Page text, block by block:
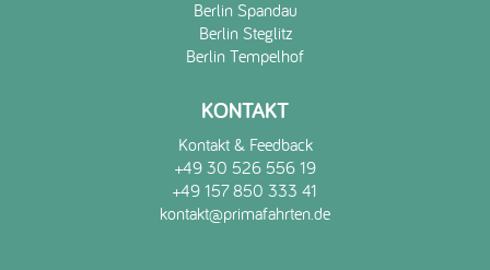
Berlin Spandau
Berlin Steglitz
Berlin Tempelhof
KONTAKT
Kontakt & Feedback
+49 30 526 556 19
+49 157 850 333 41
kontakt@primafahrten.de